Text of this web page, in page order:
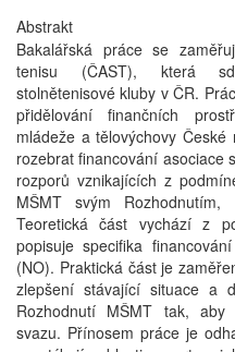
Abstrakt
Bakalářská práce se
tenisu (ČAST), která
stolnětenisové kluby v ČR.
přidělování finančních
mládeže a tělovýchovy
rozebrat financování asociace
rozporů vznikajících z
MŠMT svým
Teoretická část vychází z
popisuje specifika
(NO). Praktická část je
zlepšení stávající situace a
Rozhodnutí MŠMT tak,
svazu. Přínosem práce je